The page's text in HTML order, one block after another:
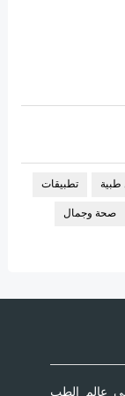
طبية تطبيقات
صحة وجمال
عالم الطب